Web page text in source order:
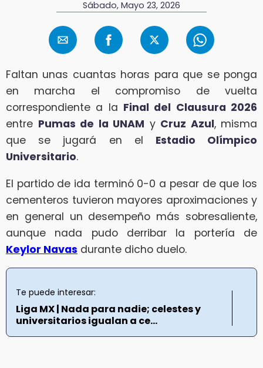
Sábado, Mayo 23, 2026
Faltan unas cuantas horas para que se ponga
en marcha el compromiso de vuelta
correspondiente a la Final del Clausura 2026
entre Pumas de la UNAM y Cruz Azul, misma
que se jugará en el Estadio Olímpico
Universitario.
El partido de ida terminó 0-0 a pesar de que los
cementeros tuvieron mayores aproximaciones y
en general un desempeño más sobresaliente,
aunque nada pudo derribar la portería de
Keylor Navas durante dicho duelo.
Te puede interesar:
Liga MX | Nada para nadie; celestes y
universitarios igualan a ce...